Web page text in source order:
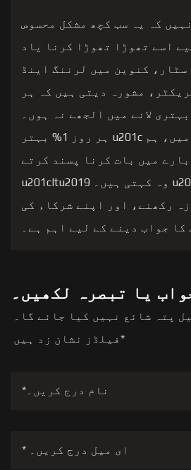
کہ یہ سب کچھ مشکل محسوس
اسے تھوڑا تھوڑا کرنا یاد
سٹار، کنوین میں لرننگ اینڈ
مشورہ دیتی ہیں کہ ہر
لانے میں الجھے نہ ہوں۔
u201cAt Convene میں، ہم u201c ہر روز 1% بہتر
میں بات کرنا پسند کرتے
ہیں، u2019u201d وہ کہتی ہیں۔ u201cItu2019
رکھنے، اور اپنے شرکاء کی
کا جواب دینے کے لیے اہم ہے۔
یا تبصرہ لکھیں۔
پتہ شائع نہیں کیا جائے گا۔
فیلڈز نشان زد ہیں*